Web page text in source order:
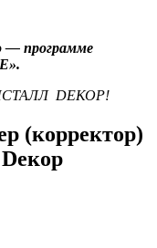
— программе
DЕКОР!
(корректор)